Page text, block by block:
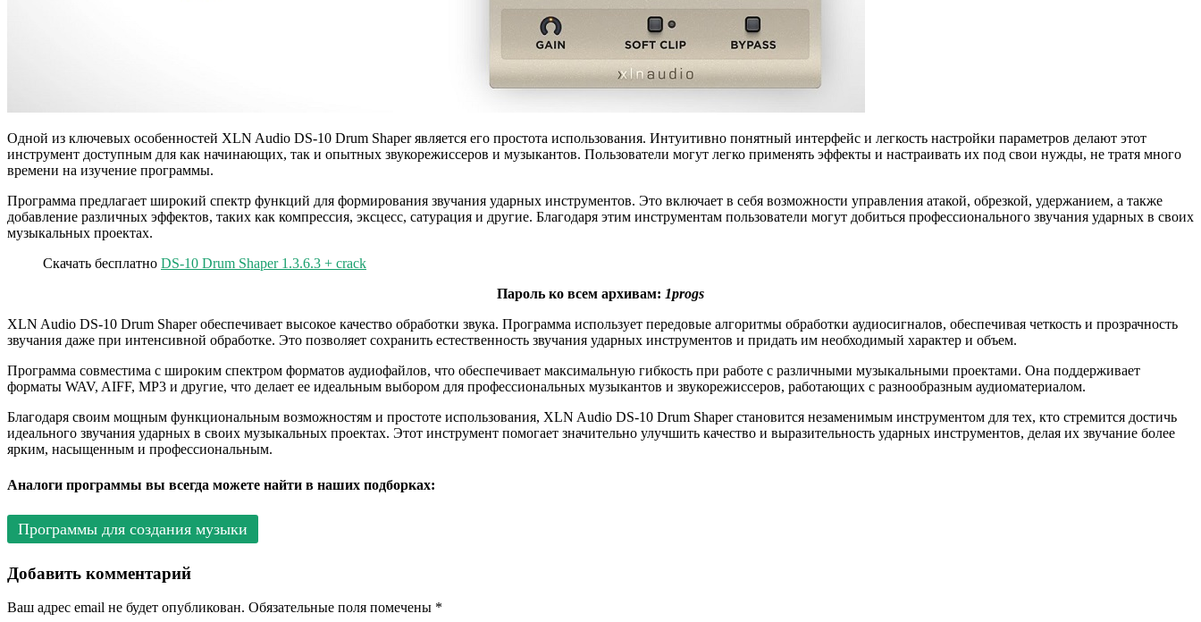
Одной из ключевых особенностей XLN Audio DS-10 Drum Shaper является его простота использования. Интуитивно понятный интерфейс и легкость настройки параметров делают этот
инструмент доступным для как начинающих, так и опытных звукорежиссеров и музыкантов. Пользователи могут легко применять эффекты и настраивать их под свои нужды, не тратя много
времени на изучение программы.
Программа предлагает широкий спектр функций для формирования звучания ударных инструментов. Это включает в себя возможности управления атакой, обрезкой, удержанием, а также
добавление различных эффектов, таких как компрессия, эксцесс, сатурация и другие. Благодаря этим инструментам пользователи могут добиться профессионального звучания ударных в своих
музыкальных проектах.
Скачать бесплатно DS-10 Drum Shaper 1.3.6.3 + crack
Пароль ко всем архивам: 1progs
XLN Audio DS-10 Drum Shaper обеспечивает высокое качество обработки звука. Программа использует передовые алгоритмы обработки аудиосигналов, обеспечивая четкость и прозрачность
звучания даже при интенсивной обработке. Это позволяет сохранить естественность звучания ударных инструментов и придать им необходимый характер и объем.
Программа совместима с широким спектром форматов аудиофайлов, что обеспечивает максимальную гибкость при работе с различными музыкальными проектами. Она поддерживает
форматы WAV, AIFF, MP3 и другие, что делает ее идеальным выбором для профессиональных музыкантов и звукорежиссеров, работающих с разнообразным аудиоматериалом.
Благодаря своим мощным функциональным возможностям и простоте использования, XLN Audio DS-10 Drum Shaper становится незаменимым инструментом для тех, кто стремится достичь
идеального звучания ударных в своих музыкальных проектах. Этот инструмент помогает значительно улучшить качество и выразительность ударных инструментов, делая их звучание более
ярким, насыщенным и профессиональным.
Аналоги программы вы всегда можете найти в наших подборках:
Программы для создания музыки
Добавить комментарий
Ваш адрес email не будет опубликован. Обязательные поля помечены *